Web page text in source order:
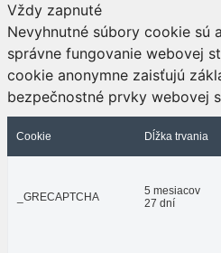
Vždy zapnuté
Nevyhnutné súbory cookie sú
správne fungovanie webovej
cookie anonymne zaisťujú
bezpečnostné prvky webovej
Cookie Dĺžka trvania
_GRECAPTCHA
5 mesiacov
27 dní